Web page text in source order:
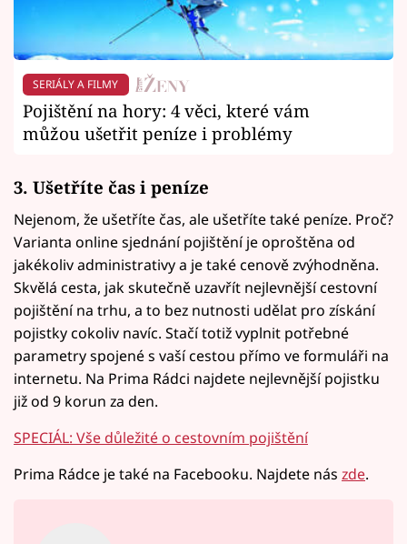
SERIÁLY A FILMY
Pojištění na hory: 4 věci, které vám
můžou ušetřit peníze i problémy
3. Ušetříte čas i peníze
Nejenom, že ušetříte čas, ale ušetříte také peníze. Proč?
Varianta online sjednání pojištění je oproštěna od
jakékoliv administrativy a je také cenově zvýhodněna.
Skvělá cesta, jak skutečně uzavřít nejlevnější cestovní
pojištění na trhu, a to bez nutnosti udělat pro získání
pojistky cokoliv navíc. Stačí totiž vyplnit potřebné
parametry spojené s vaší cestou přímo ve formuláři na
internetu. Na Prima Rádci najdete nejlevnější pojistku
již od 9 korun za den.
SPECIÁL: Vše důležité o cestovním pojištění
Prima Rádce je také na Facebooku. Najdete nás zde.